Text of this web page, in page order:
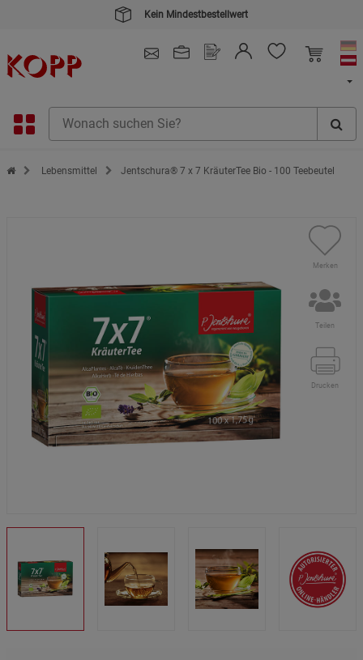
Kein Mindestbestellwert
Zur Startseite des Kopp Verlag Online-Shop
Lebensmittel Jentschura® 7 x 7 KräuterTee Bio - 100 Teebeutel
Merken
Teilen
Drucken